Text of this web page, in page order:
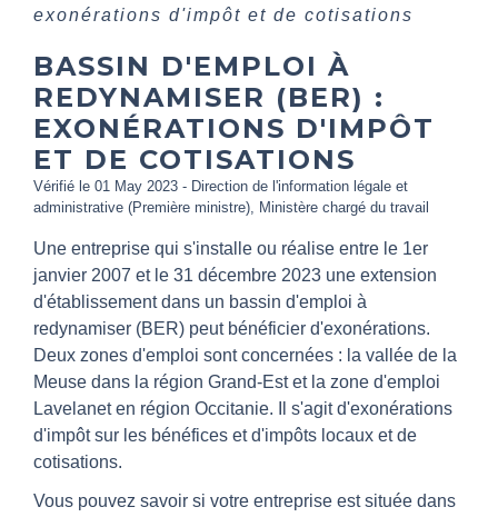
exonérations d'impôt et de cotisations
BASSIN D'EMPLOI À
REDYNAMISER (BER) :
EXONÉRATIONS D'IMPÔT
ET DE COTISATIONS
Vérifié le 01 May 2023 - Direction de l'information légale et
administrative (Première ministre), Ministère chargé du travail
Une entreprise qui s'installe ou réalise entre le 1er
janvier 2007 et le 31 décembre 2023 une extension
d'établissement dans un bassin d'emploi à
redynamiser (BER) peut bénéficier d'exonérations.
Deux zones d'emploi sont concernées : la vallée de la
Meuse dans la région Grand-Est et la zone d'emploi
Lavelanet en région Occitanie. Il s'agit d'exonérations
d'impôt sur les bénéfices et d'impôts locaux et de
cotisations.
Vous pouvez savoir si votre entreprise est située dans